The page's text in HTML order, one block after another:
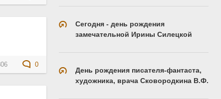
0
Сегодня - день рождения
замечательной Ирины Силецкой
День рождения писателя-фантаста,
художника, врача Сковородкина В.Ф.